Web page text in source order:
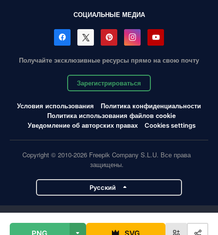
СОЦИАЛЬНЫЕ МЕДИА
Получайте эксклюзивные ресурсы прямо на свою почту
Зарегистрироваться
Условия использования
Политика конфиденциальности
Политика использования файлов cookie
Уведомление об авторских правах
Cookies settings
Copyright © 2010-2026 Freepik Company S.L.U. Все права
защищены.
Pусский